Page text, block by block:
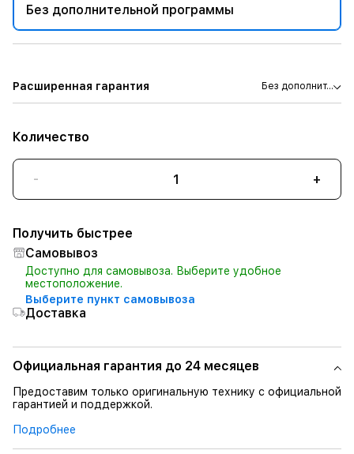
Без дополнительной программы
Расширенная гарантия Без дополнит...
Количество
- +
Получить быстрее
Самовывоз
Доступно для самовывоза. Выберите удобное
местоположение.
Выберите пункт самовывоза
Доставка
Официальная гарантия до 24 месяцев
Предоставим только оригинальную технику с официальной
гарантией и поддержкой.
Подробнее